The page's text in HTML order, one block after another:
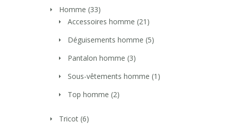
Homme (33)
Accessoires homme (21)
Déguisements homme (5)
Pantalon homme (3)
Sous-vêtements homme (1)
Top homme (2)
Tricot (6)